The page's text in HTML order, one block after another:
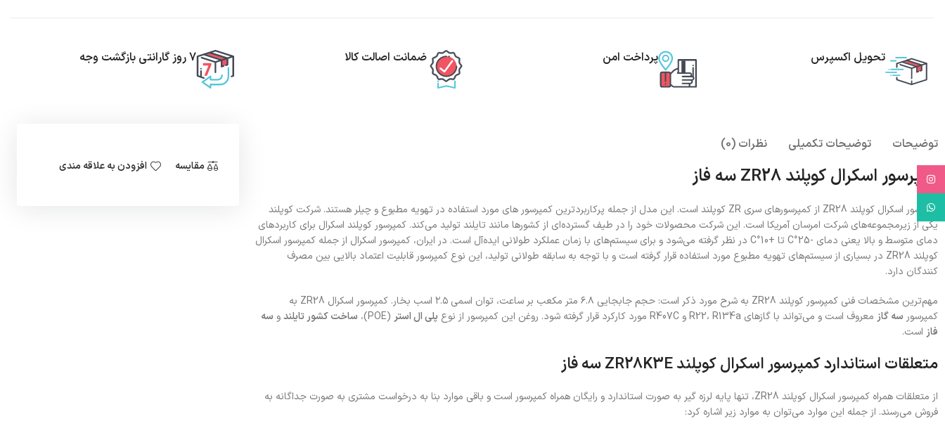
تحویل اکسپرس پرداخت امن ضمانت اصالت کالا 7 روز گارانتی بازگشت وجه
توضیحات توضیحات تکمیلی نظرات (0)
کمپرسور اسکرال کوپلند ZR28 سه فاز
کمپرسور اسکرال کوپلند ZR28 از کمپرسورهای سری ZR کوپلند است. این مدل از جمله پرکاربردترین کمپرسور های مورد استفاده در تهویه مطبوع و چیلر هستند. شرکت کوپلند
یکی از زیرمجموعه‌های شرکت امرسان آمریکا است. این شرکت محصولات خود را در طیف گسترده‌ای از کشورها مانند تایلند تولید می‌کند. کمپرسور کوپلند اسکرال برای کاربردهای
دمای متوسط و بالا یعنی دمای -25°C تا +10°C در نظر گرفته می‌شود و برای سیستم‌های با زمان عملکرد طولانی ایده‌آل است. در ایران، کمپرسور اسکرال از جمله کمپرسور اسکرال
کوپلند ZR28 در بسیاری از سیستم‌های تهویه مطبوع مورد استفاده قرار گرفته است و با توجه به سابقه طولانی تولید، این نوع کمپرسور قابلیت اعتماد بالایی بین مصرف
کنندگان دارد.
مهم‌ترین مشخصات فنی کمپرسور کوپلند ZR28 به شرح مورد ذکر است: حجم جابجایی ۶.۸ متر مکعب بر ساعت، توان اسمی ۲.۵ اسب بخار. کمپرسور اسکرال ZR28 به
کمپرسور سه گاز معروف است و می‌تواند با گازهای R22، R134a و R407C مورد کارکرد قرار گرفته شود. روغن این کمپرسور از نوع پلی ال استر (POE)، ساخت کشور تایلندو سه
فاز است.
متعلقات استاندارد کمپرسور اسکرال کوپلند ZR28K3E سه فاز
از متعلقات همراه کمپرسور اسکرال کوپلند ZR28، تنها پایه لرزه گیر به صورت استاندارد و رایگان همراه کمپرسور است و باقی موارد بنا به درخواست مشتری به صورت جداگانه به
فروش می‌رسند. از جمله این موارد می‌توان به موارد زیر اشاره کرد:
مقایسه افزودن به علاقه مندی
Instagram
WhatsApp